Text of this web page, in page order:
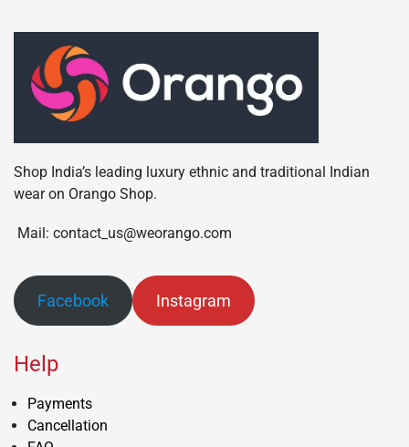
Shop India’s leading luxury ethnic and traditional Indian
wear on Orango Shop.
Mail: contact_us@weorango.com
Facebook Instagram
Help
Payments
Cancellation